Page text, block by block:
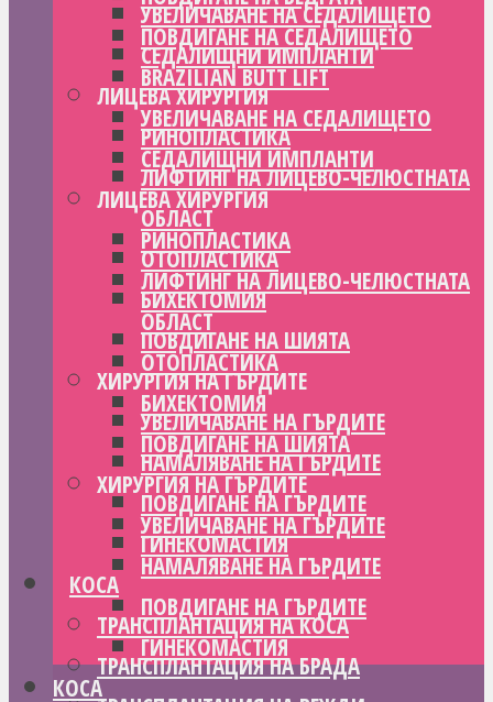
УВЕЛИЧАВАНЕ НА СЕДАЛИЩЕТО
СЕДАЛИЩНИ ИМПЛАНТИ
ЛИЦЕВА ХИРУРГИЯ
РИНОПЛАСТИКА
ЛИФТИНГ НА ЛИЦЕВО-ЧЕЛЮСТНАТА
ОБЛАСТ
ОТОПЛАСТИКА
БИХЕКТОМИЯ
ПОВДИГАНЕ НА ШИЯТА
ХИРУРГИЯ НА ГЪРДИТЕ
УВЕЛИЧАВАНЕ НА ГЪРДИТЕ
НАМАЛЯВАНЕ НА ГЪРДИТЕ
ПОВДИГАНЕ НА ГЪРДИТЕ
ГИНЕКОМАСТИЯ
КОСА
ТРАНСПЛАНТАЦИЯ НА КОСА
ТРАНСПЛАНТАЦИЯ НА БРАДА
ПОВДИГАНЕ НА СЕДАЛИЩЕТО
BRAZILIAN BUTT LIFT
УВЕЛИЧАВАНЕ НА СЕДАЛИЩЕТО
СЕДАЛИЩНИ ИМПЛАНТИ
ЛИЦЕВА ХИРУРГИЯ
РИНОПЛАСТИКА
ЛИФТИНГ НА ЛИЦЕВО-ЧЕЛЮСТНАТА
ОБЛАСТ
ОТОПЛАСТИКА
БИХЕКТОМИЯ
ПОВДИГАНЕ НА ШИЯТА
ХИРУРГИЯ НА ГЪРДИТЕ
УВЕЛИЧАВАНЕ НА ГЪРДИТЕ
НАМАЛЯВАНЕ НА ГЪРДИТЕ
ПОВДИГАНЕ НА ГЪРДИТЕ
ГИНЕКОМАСТИЯ
КОСА